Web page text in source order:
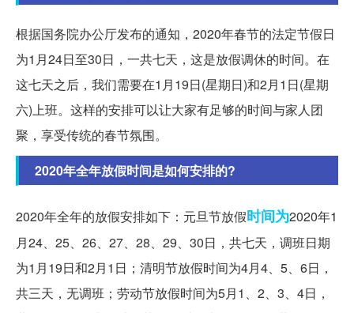
根据国务院办公厅发布的通知，2020年春节的法定节假日
为1月24日至30日，一共七天，这是放假调休的时间。在
这七天之后，我们需要在1月19日(星期日)和2月1日(星期
六)上班。这样的安排可以让大家有足够的时间与家人团
聚，享受传统的春节氛围。
2020年全年放假时间是如何安排的?
2020年全年的放假安排如下：元旦节放假时间为2020年1
月24、25、26、27、28、29、30日，共七天，调班日期
为1月19日和2月1日；清明节放假时间为4月4、5、6日，
共三天，无调班；劳动节放假时间为5月1、2、3、4日，